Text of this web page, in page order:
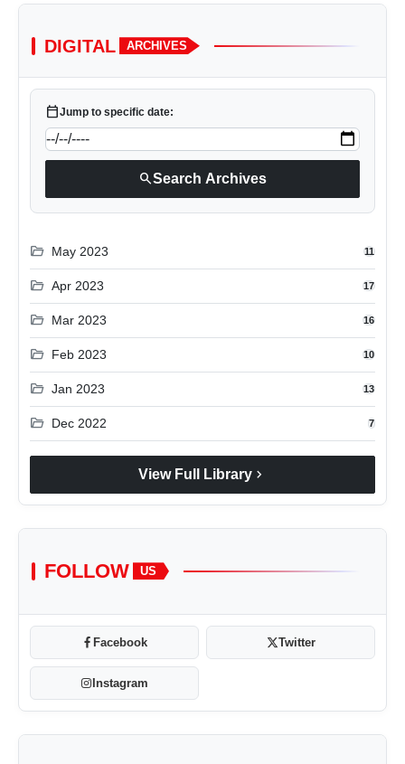
DIGITAL ARCHIVES
calendar_todayJump to specific date:
searchSearch Archives
folder_open May 2023 11
folder_open Apr 2023 17
folder_open Mar 2023 16
folder_open Feb 2023 10
folder_open Jan 2023 13
folder_open Dec 2022 7
View Full Library chevron_right
FOLLOW US
Facebook Twitter
Instagram